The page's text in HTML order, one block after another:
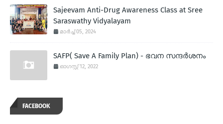
Sajeevam Anti-Drug Awareness Class at Sree
Saraswathy Vidyalayam
മാർച്ച് 05, 2024
SAFP( Save A Family Plan) - ഭവന സന്ദര്‍ശനം
ഓഗസ്റ്റ് 12, 2022
FACEBOOK